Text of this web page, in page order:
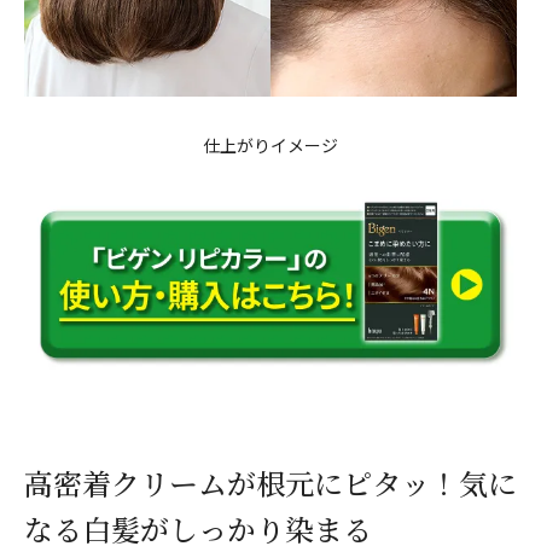
仕上がりイメージ
高密着クリームが根元にピタッ！気に
なる白髪がしっかり染まる